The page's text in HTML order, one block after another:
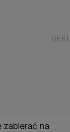
zabierać na